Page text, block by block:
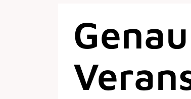
Genau